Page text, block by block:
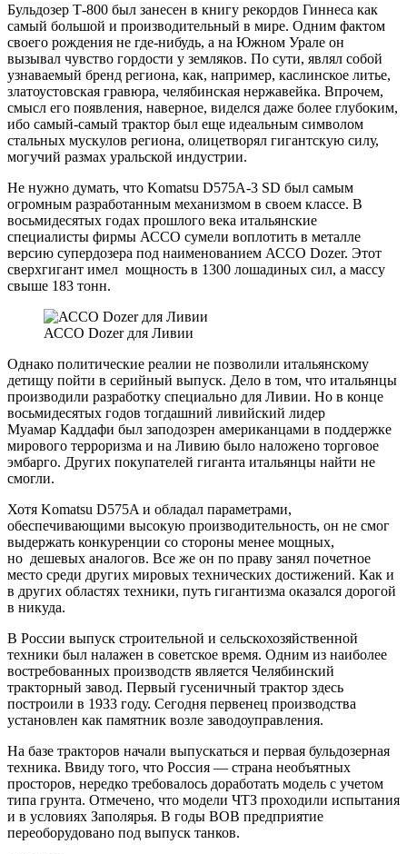
Бульдозер Т-800 был занесен в книгу рекордов Гиннеса как
самый большой и производительный в мире. Одним фактом
своего рождения не где-нибудь, а на Южном Урале он
вызывал чувство гордости у земляков. По сути, являл собой
узнаваемый бренд региона, как, например, каслинское литье,
златоустовская гравюра, челябинская нержавейка. Впрочем,
смысл его появления, наверное, виделся даже более глубоким,
ибо самый-самый трактор был еще идеальным символом
стальных мускулов региона, олицетворял гигантскую силу,
могучий размах уральской индустрии.
Не нужно думать, что Komatsu D575A-3 SD был самым
огромным разработанным механизмом в своем классе. В
восьмидесятых годах прошлого века итальянские
специалисты фирмы АССО сумели воплотить в металле
версию супердозера под наименованием АССО Dozer. Этот
сверхгигант имел мощность в 1300 лошадиных сил, а массу
свыше 183 тонн.
АССО Dozer для Ливии
Однако политические реалии не позволили итальянскому
детищу пойти в серийный выпуск. Дело в том, что итальянцы
производили разработку специально для Ливии. Но в конце
восьмидесятых годов тогдашний ливийский лидер
Муамар Каддафи был заподозрен американцами в поддержке
мирового терроризма и на Ливию было наложено торговое
эмбарго. Других покупателей гиганта итальянцы найти не
смогли.
Хотя Komatsu D575A и обладал параметрами,
обеспечивающими высокую производительность, он не смог
выдержать конкуренции со стороны менее мощных,
но дешевых аналогов. Все же он по праву занял почетное
место среди других мировых технических достижений. Как и
в других областях техники, путь гигантизма оказался дорогой
в никуда.
В России выпуск строительной и сельскохозяйственной
техники был налажен в советское время. Одним из наиболее
востребованных производств является Челябинский
тракторный завод. Первый гусеничный трактор здесь
построили в 1933 году. Сегодня первенец производства
установлен как памятник возле заводоуправления.
На базе тракторов начали выпускаться и первая бульдозерная
техника. Ввиду того, что Россия — страна необъятных
просторов, нередко требовалось доработать модель с учетом
типа грунта. Отмечено, что модели ЧТЗ проходили испытания
и в условиях Заполярья. В годы ВОВ предприятие
переоборудовано под выпуск танков.